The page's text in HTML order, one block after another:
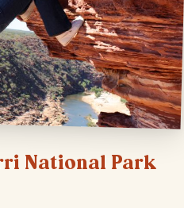
National Park